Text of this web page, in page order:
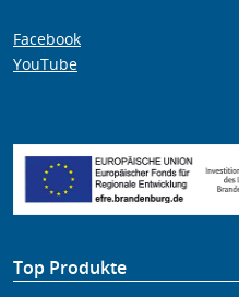
Facebook
YouTube
Top Produkte